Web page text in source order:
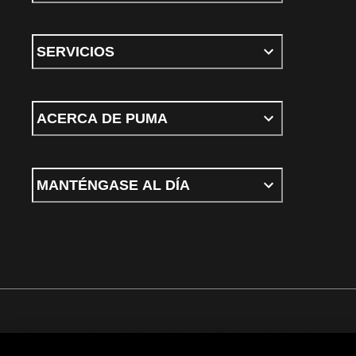
SERVICIOS
ACERCA DE PUMA
MANTÉNGASE AL DÍA
Términos y condiciones Política de PrivacidadConfigurador de cookies